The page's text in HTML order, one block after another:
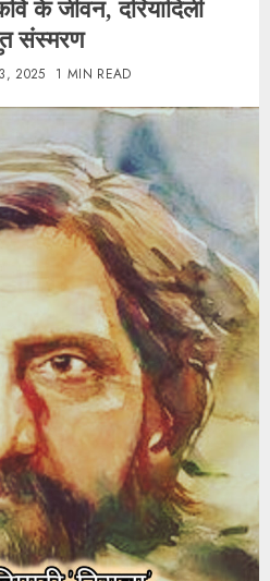
के जीवन, दरियादिली
संस्मरण
2025 1 MIN READ